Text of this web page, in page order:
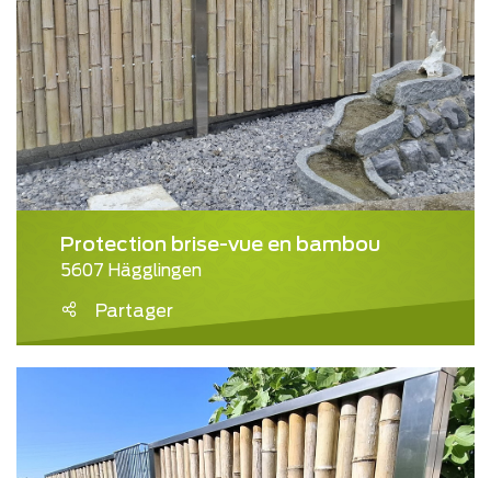
Protection brise-vue en bambou
5607 Hägglingen
Partager